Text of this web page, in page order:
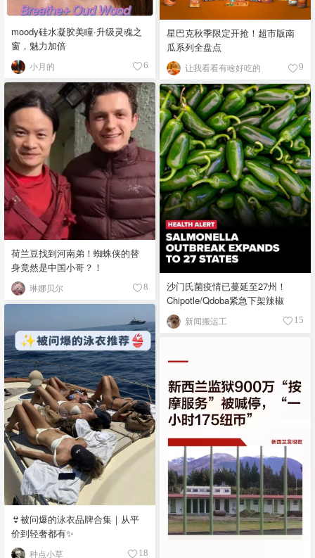
moody硅水凝胶美瞳·升级灵魂之
窗，魅力加倍
小月的 6
星巴克秋季限定开抢！超市版南
瓜系列全盘点
让我看看有啥好吃的 9
荷兰豆找到河南弟！蜘蛛侠的替
身竟然是中国小哥？！
琳娜贝尔 8
沙门氏菌疫情已蔓延至27州！
Chipotle/Qdoba紧急下架辣椒
新闻搬运工 15
👙被问爆的泳衣品牌合集｜从平
价到轻奢都有✨
种点小草 18